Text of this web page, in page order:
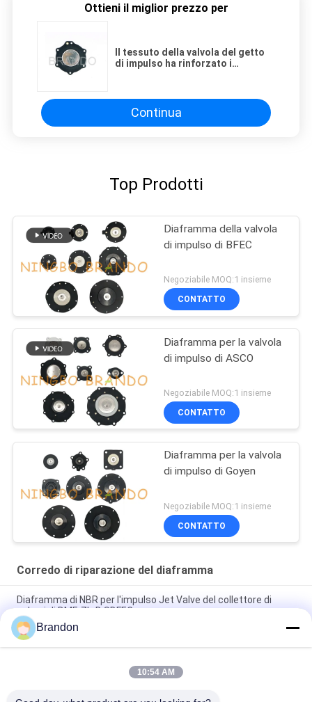
Ottieni il miglior prezzo per
Il tessuto della valvola del getto
di impulso ha rinforzato i
Continua
Top Prodotti
Diaframma della valvola
di impulso di BFEC
Negoziabile MOQ:1 insieme
CONTATTO
Diaframma per la valvola
di impulso di ASCO
Negoziabile MOQ:1 insieme
CONTATTO
Diaframma per la valvola
di impulso di Goyen
Negoziabile MOQ:1 insieme
CONTATTO
Corredo di riparazione del diaframma
Diaframma di NBR per l'impulso Jet Valve del collettore di
polveri di DMF-ZL-B SBFEC
Diaframma per l'impulso Jet Valve di BFEC 3/4" DMF-Z-20
DMF-ZM-20
Diaframma per la valvola 1" di impulso di SBFEC DMF-Z-25
Brandon
10:54 AM